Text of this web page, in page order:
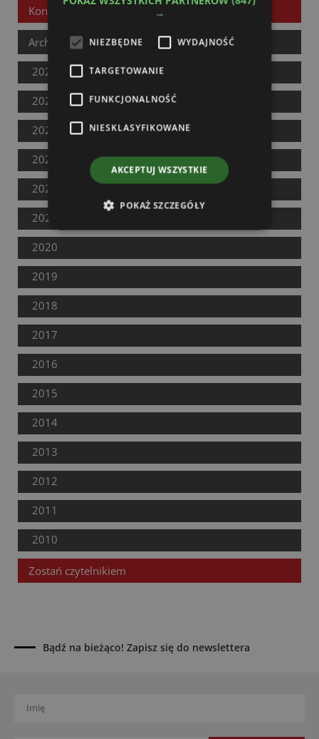
Kontakt
Archiwum wydań
2026
2025
2024
2023
2022
2021
2020
2019
2018
2017
2016
2015
2014
2013
2012
2011
2010
Zostań czytelnikiem
Bądź na bieżąco! Zapisz się do newslettera
→
NIEZBĘDNE WYDAJNOŚĆ
TARGETOWANIE
FUNKCJONALNOŚĆ
NIESKLASYFIKOWANE
AKCEPTUJ WSZYSTKIE
POKAŻ SZCZEGÓŁY